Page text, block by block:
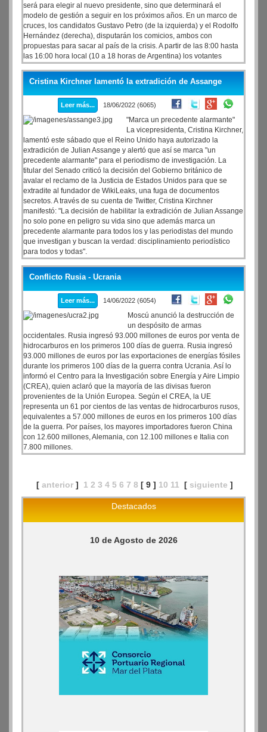
será para elegir al nuevo presidente, sino que determinará el
modelo de gestión a seguir en los próximos años. En un marco de
cruces, los candidatos Gustavo Petro (de la izquierda) y el Rodolfo
Hernández (derecha), disputarán los comicios, ambos con
propuestas para sacar al país de la crisis. A partir de las 8:00 hasta
las 16:00 hora local (10 a 18 horas de Argentina) los votantes
ubicados en territorio nacional como en el exterior.
Cristina Kirchner lamentó la extradición de Assange
Leer más... 18/06/2022 (6065)
"Marca un precedente alarmante"
La vicepresidenta, Cristina Kirchner,
lamentó este sábado que el Reino Unido haya autorizado la
extradición de Julian Assange y alertó que así se marca "un
precedente alarmante" para el periodismo de investigación. La
titular del Senado criticó la decisión del Gobierno británico de
avalar el reclamo de la Justicia de Estados Unidos para que se
extradite al fundador de WikiLeaks, una fuga de documentos
secretos. A través de su cuenta de Twitter, Cristina Kirchner
manifestó: "La decisión de habilitar la extradición de Julian Assange
no solo pone en peligro su vida sino que además marca un
precedente alarmante para todos los y las periodistas del mundo
que investigan y buscan la verdad: disciplinamiento periodístico
para todos y todas".
Conflicto Rusia - Ucrania
Leer más... 14/06/2022 (6054)
Moscú anunció la destrucción de
un despósito de armas
occidentales. Rusia ingresó 93.000 millones de euros por venta de
hidrocarburos en los primeros 100 días de guerra. Rusia ingresó
93.000 millones de euros por las exportaciones de energías fósiles
durante los primeros 100 días de la guerra contra Ucrania. Así lo
informó el Centro para la Investigación sobre Energía y Aire Limpio
(CREA), quien aclaró que la mayoría de las divisas fueron
provenientes de la Unión Europea. Según el CREA, la UE
representa un 61 por cientos de las ventas de hidrocarburos rusos,
equivalentes a 57.000 millones de euros en los primeros 100 días
de la guerra. Por países, los mayores importadores fueron China
con 12.600 millones, Alemania, con 12.100 millones e Italia con
7.800 millones.
[ anterior ] 1 2 3 4 5 6 7 8 [ 9 ] 10 11 [ siguiente ]
Destacados
10 de Agosto de 2026